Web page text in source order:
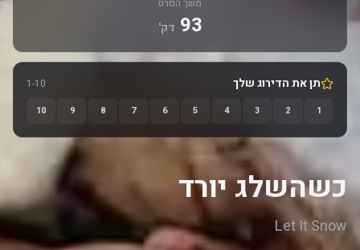
משך הסרט
93 דק'
תן את הדירוג שלך 1-10
1
2
3
4
5
6
7
8
9
10
כשהשלג יורד
Let It Snow